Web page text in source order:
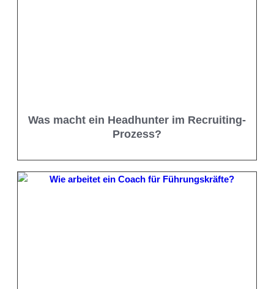
Was macht ein Headhunter im Recruiting-
Prozess?